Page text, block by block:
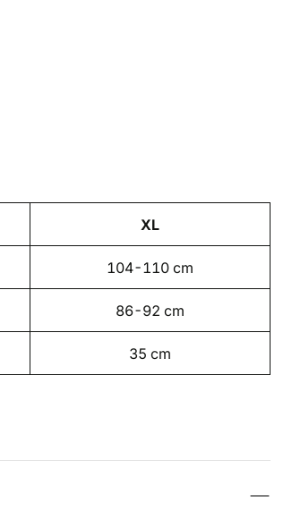
XL
104-110 cm
86-92 cm
35 cm